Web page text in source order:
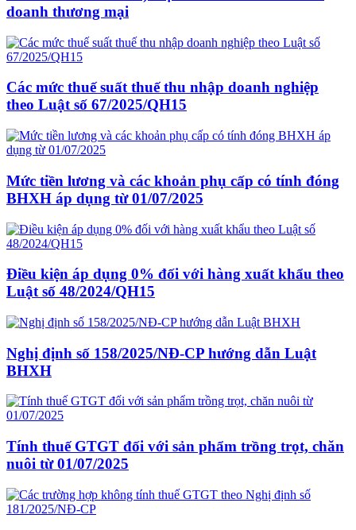
doanh thương mại
Các mức thuế suất thuế thu nhập doanh nghiệp
theo Luật số 67/2025/QH15
Mức tiền lương và các khoản phụ cấp có tính đóng
BHXH áp dụng từ 01/07/2025
Điều kiện áp dụng 0% đối với hàng xuất khẩu theo
Luật số 48/2024/QH15
Nghị định số 158/2025/NĐ-CP hướng dẫn Luật
BHXH
Tính thuế GTGT đối với sản phẩm trồng trọt, chăn
nuôi từ 01/07/2025